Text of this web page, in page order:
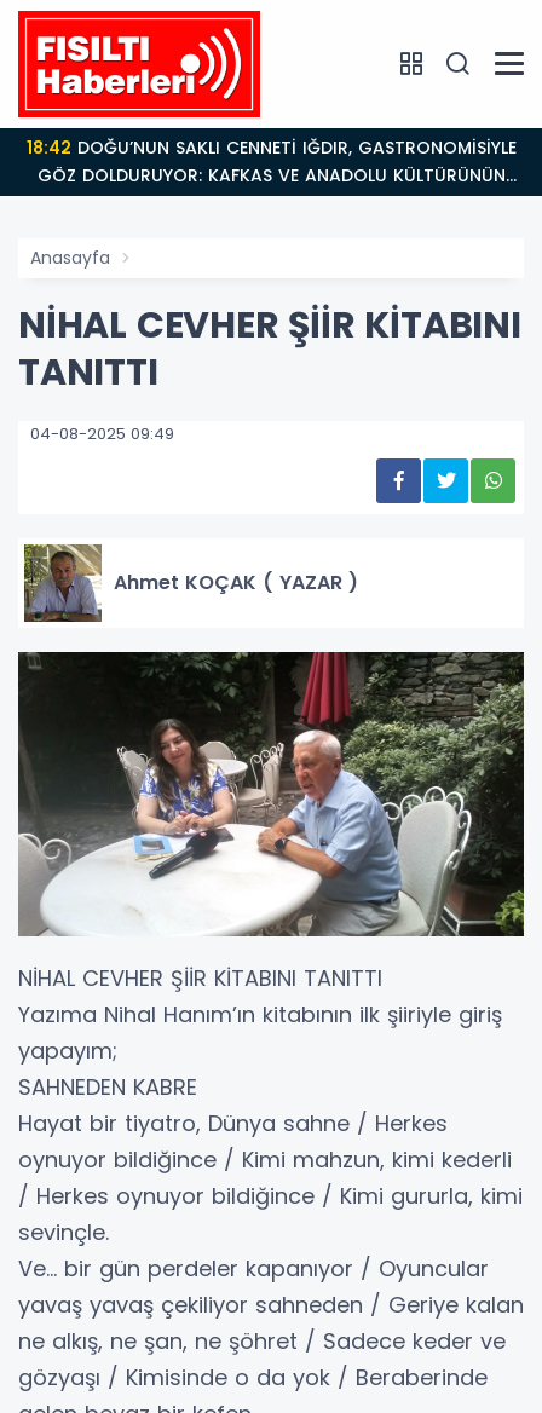
18:42
GÖZ DOLDURUYOR: KAFKAS VE ANADOLU KÜLTÜRÜNÜN
BULUŞMA NOKTASI
Anasayfa
NİHAL CEVHER ŞİİR KİTABINI
TANITTI
04-08-2025 09:49
Ahmet KOÇAK ( YAZAR )
NİHAL CEVHER ŞİİR KİTABINI TANITTI
Yazıma Nihal Hanım’ın kitabının ilk şiiriyle giriş
yapayım;
SAHNEDEN KABRE
Hayat bir tiyatro, Dünya sahne / Herkes
oynuyor bildiğince / Kimi mahzun, kimi kederli
/ Herkes oynuyor bildiğince / Kimi gururla, kimi
sevinçle.
Ve… bir gün perdeler kapanıyor / Oyuncular
yavaş yavaş çekiliyor sahneden / Geriye kalan
ne alkış, ne şan, ne şöhret / Sadece keder ve
gözyaşı / Kimisinde o da yok / Beraberinde